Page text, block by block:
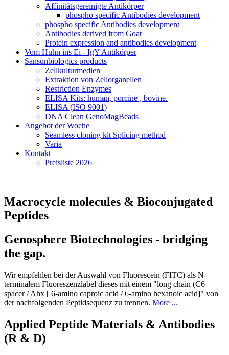
Affinitätsgereinigte Antikörper
phospho specific Antibodies development
phospho specific Antibodies development
Antibodies derived from Goat
Protein expression and antibodies development
Vom Huhn ins Ei - IgY Antikörper
Sansunbiologics products
Zellkulturmedien
Extraktion von Zellorganellen
Restriction Enzymes
ELISA Kits: human, porcine , bovine.
ELISA (ISO 9001)
DNA Clean GenoMagBeads
Angebot der Woche
Seamless cloning kit Splicing method
Varia
Kontakt
Preisliste 2026
Macrocycle molecules & Bioconjugated
Peptides
Genosphere Biotechnologies - bridging
the gap.
Wir empfehlen bei der Auswahl von Fluorescein (FITC) als N-
terminalem Fluoreszenzlabel dieses mit einem "long chain (C6
spacer / Ahx [ 6-amino caproic acid / 6-amino hexanoic acid]" von
der nachfolgenden Peptidsequenz zu trennen. More ...
Applied Peptide Materials & Antibodies
(R & D)